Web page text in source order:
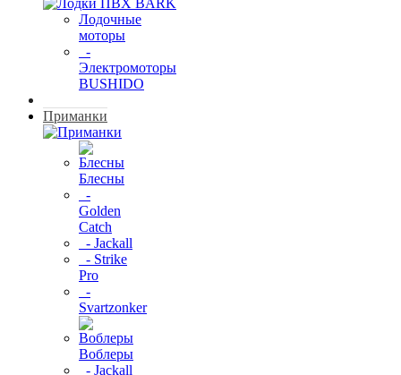
Лодочные
моторы
-
Электромоторы
BUSHIDO
Приманки
Блесны
-
Golden
Catch
- Jackall
- Strike
Pro
-
Svartzonker
Воблеры
- Jackall